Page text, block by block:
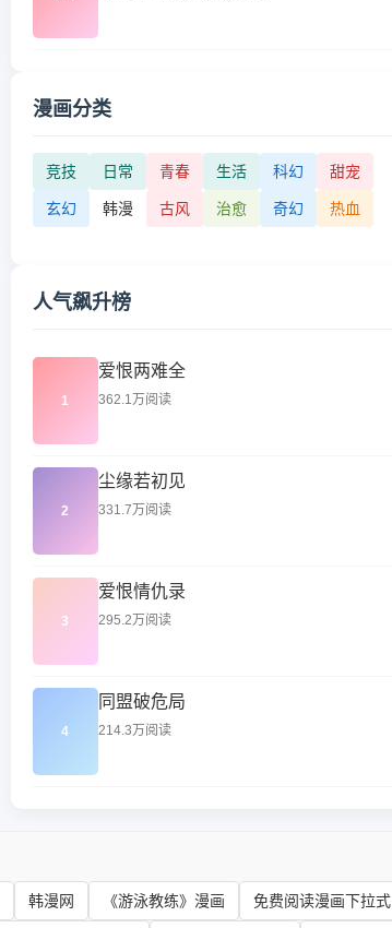
漫画分类
竞技 日常 青春 生活 科幻 甜宠
玄幻 韩漫 古风 治愈 奇幻 热血
人气飙升榜
1
爱恨两难全
362.1万阅读
2
尘缘若初见
331.7万阅读
3
爱恨情仇录
295.2万阅读
4
同盟破危局
214.3万阅读
韩漫网 《游泳教练》漫画 免费阅读漫画下拉式